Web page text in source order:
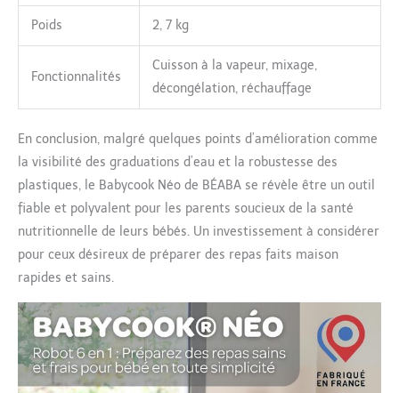
toutes les étapes de
l'alimentation de bébé et qui
peut également être utilisé
pour toute la famille, idéal
batch cooking, favorisant des
Poids 2, 7 kg
Fonctionnalités
Cuisson à la vapeur, mixage,
décongélation, réchauffage
En conclusion, malgré quelques points d’amélioration comme
la visibilité des graduations d’eau et la robustesse des
plastiques, le Babycook Néo de BÉABA se révèle être un outil
fiable et polyvalent pour les parents soucieux de la santé
nutritionnelle de leurs bébés. Un investissement à considérer
pour ceux désireux de préparer des repas faits maison
rapides et sains.